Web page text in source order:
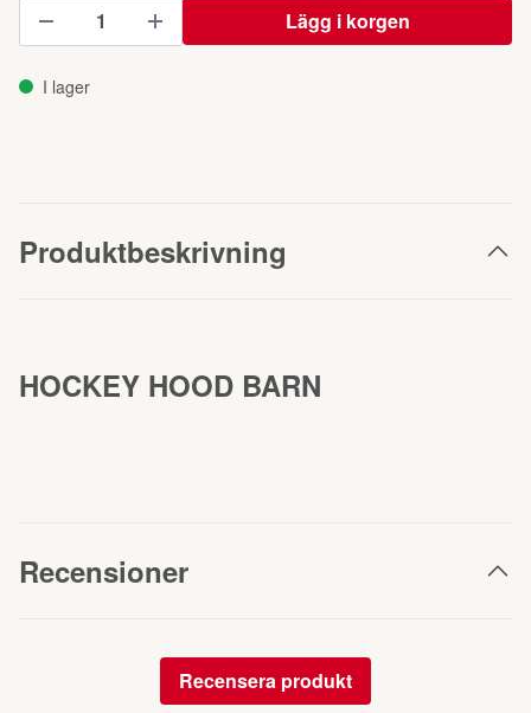
Lägg i korgen
I lager
Produktbeskrivning
HOCKEY HOOD BARN
Recensioner
Recensera produkt